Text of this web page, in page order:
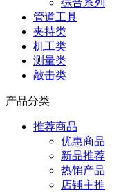
综合系列
管道工具
夹持类
机工类
测量类
敲击类
产品分类
推荐商品
优惠商品
新品推荐
热销产品
店铺主推